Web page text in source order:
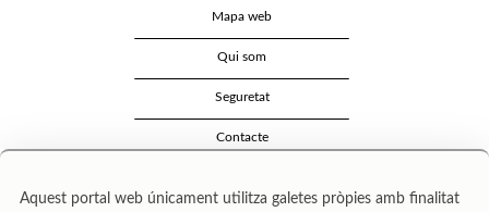
Mapa web
Qui som
Seguretat
Contacte
Aquest portal web únicament utilitza galetes pròpies amb finalitat